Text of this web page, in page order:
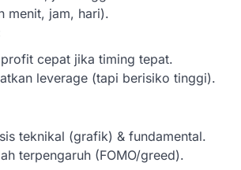
menit, jam, hari).
cepat jika timing tepat.
leverage (tapi berisiko tinggi).
teknikal (grafik) & fundamental.
terpengaruh (FOMO/greed).